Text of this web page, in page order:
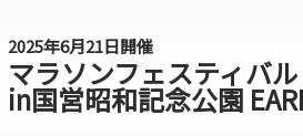
2025年6月21日開催
マラソンフェスティバル
in国営昭和記念公園